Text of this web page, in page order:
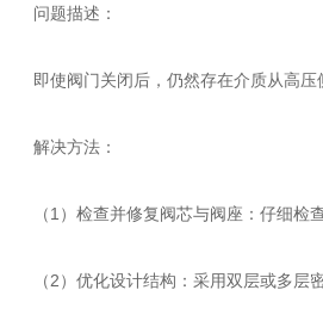
问题描述：
即使阀门关闭后，仍然存在介质从高压
解决方法：
（1）检查并修复阀芯与阀座：仔细检查
（2）优化设计结构：采用双层或多层密